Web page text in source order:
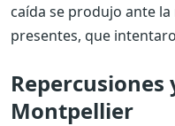
caída se produjo ante
presentes, que
Repercusiones
Montpellier